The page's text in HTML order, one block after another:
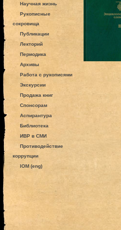
Научная жизнь
Рукописные
сокровища
Публикации
Лекторий
Периодика
Архивы
Работа с рукописями
Экскурсии
Продажа книг
Спонсорам
Аспирантура
Библиотека
ИВР в СМИ
Противодействие
коррупции
IOM (eng)